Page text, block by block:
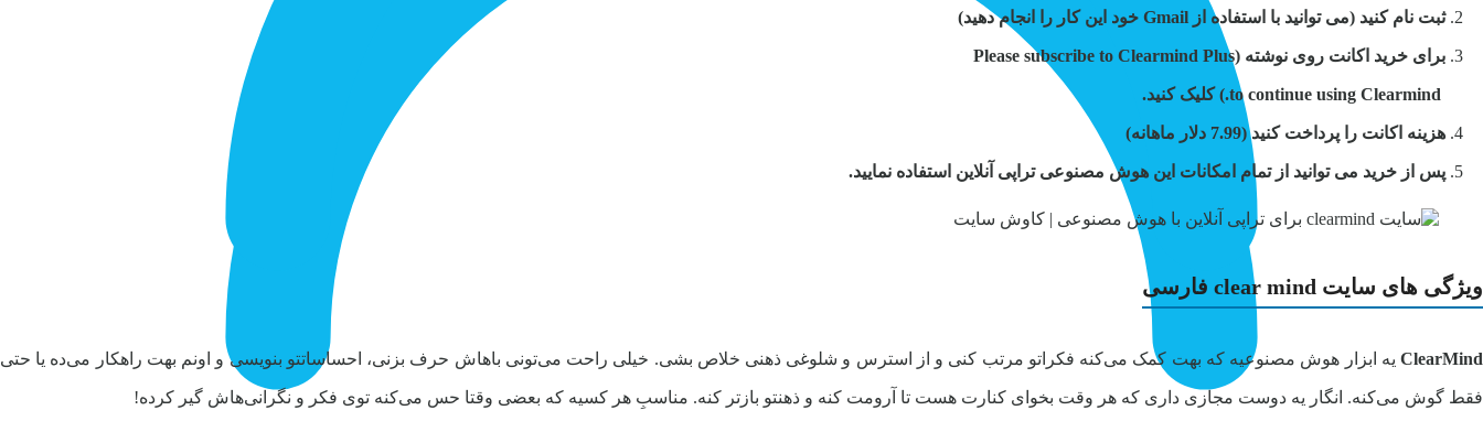
ثبت نام کنید (می توانید با استفاده از Gmail خود این کار را انجام دهید)
برای خرید اکانت روی نوشته (Please subscribe to Clearmind Plus
هزینه اکانت را پرداخت کنید (7.99 دلار ماهانه)
پس از خرید می توانید از تمام امکانات این هوش مصنوعی تراپی آنلاین استفاده نمایید.
ویژگی های سایت clear mind فارسی
ClearMind یه ابزار هوش مصنوعیه که بهت کمک می‌کنه فکراتو مرتب کنی و از استرس و شلوغی ذهنی خلاص بشی. خیلی راحت می‌تونی باهاش حرف بزنی، احساساتتو بنویسی و اونم بهت راهکار می‌ده یا حتی
فقط گوش می‌کنه. انگار یه دوست مجازی داری که هر وقت بخوای کنارت هست تا آرومت کنه و ذهنتو بازتر کنه. مناسبِ هر کسیه که بعضی وقتا حس می‌کنه توی فکر و نگرانی‌هاش گیر کرده!